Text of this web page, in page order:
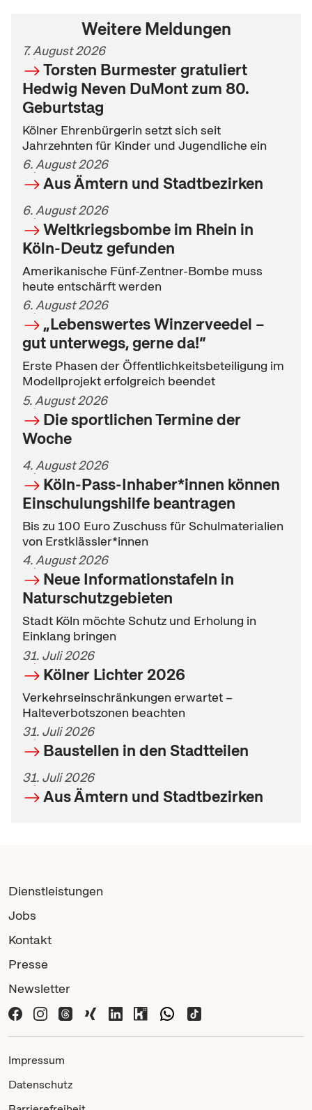
Weitere Meldungen
7. August 2026
Torsten Burmester gratuliert
Hedwig Neven DuMont zum 80.
Geburtstag
Kölner Ehrenbürgerin setzt sich seit
Jahrzehnten für Kinder und Jugendliche ein
6. August 2026
Aus Ämtern und Stadtbezirken
6. August 2026
Weltkriegsbombe im Rhein in
Köln-Deutz gefunden
Amerikanische Fünf-Zentner-Bombe muss
heute entschärft werden
6. August 2026
„Lebenswertes Winzerveedel –
gut unterwegs, gerne da!“
Erste Phasen der Öffentlichkeitsbeteiligung im
Modellprojekt erfolgreich beendet
5. August 2026
Die sportlichen Termine der
Woche
4. August 2026
Köln-Pass-Inhaber*innen können
Einschulungshilfe beantragen
Bis zu 100 Euro Zuschuss für Schulmaterialien
von Erstklässler*innen
4. August 2026
Neue Informationstafeln in
Naturschutzgebieten
Stadt Köln möchte Schutz und Erholung in
Einklang bringen
31. Juli 2026
Kölner Lichter 2026
Verkehrseinschränkungen erwartet –
Halteverbotszonen beachten
31. Juli 2026
Baustellen in den Stadtteilen
31. Juli 2026
Aus Ämtern und Stadtbezirken
Dienstleistungen
Jobs
Kontakt
Presse
Newsletter
Impressum
Datenschutz